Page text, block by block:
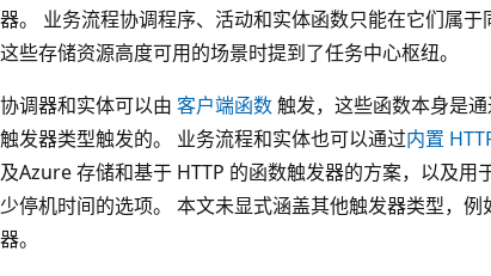
器。 业务流程协调程序、活动和实体函数只能在它们属
这些存储资源高度可用的场景时提到了任务中心枢纽。
协调器和实体可以由 客户端函数触发，这些函数本身是
触发器类型触发的。 业务流程和实体也可以通过内置
及Azure 存储和基于 HTTP 的函数触发器的方案，以及
少停机时间的选项。 本文未显式涵盖其他触发器类型，
器。